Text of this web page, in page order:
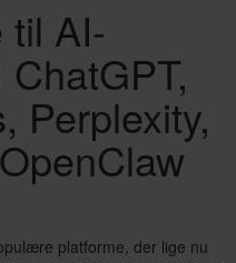
til AI-
Perplexity,
platforme, der lige nu